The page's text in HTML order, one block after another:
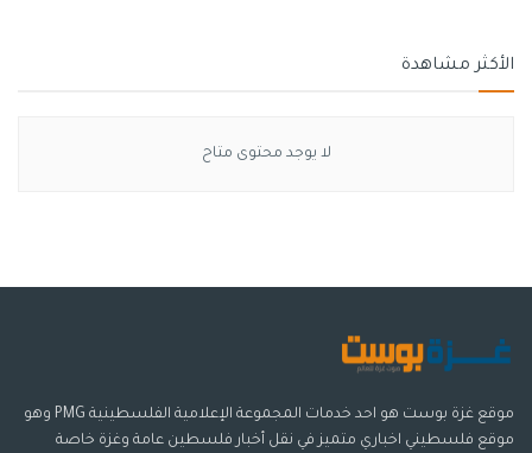
الأكثر مشاهدة
لا يوجد محتوى متاح
موقع غزة بوست هو احد خدمات المجموعة الإعلامية الفلسطينية PMG وهو
موقع فلسطيني اخباري متميز في نقل أخبار فلسطين عامة وغزة خاصة